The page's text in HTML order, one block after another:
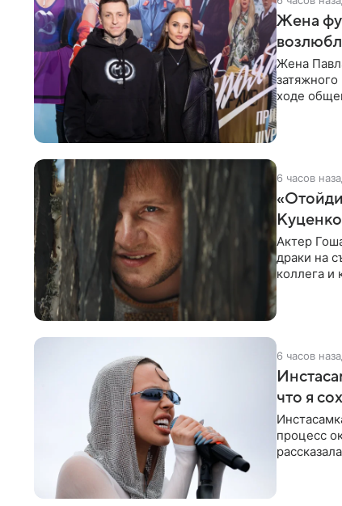
Жена
Жена
ходе
6 часов
Актер
драки на
коллега и
6 часов
что я
процесс